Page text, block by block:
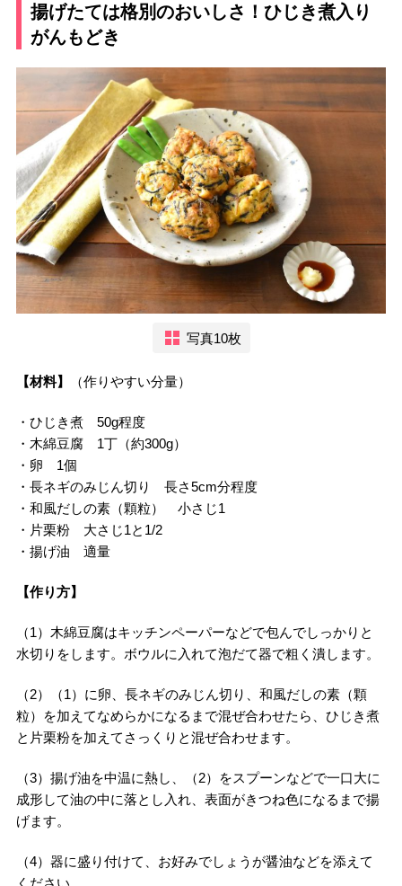
揚げたては格別のおいしさ！ひじき煮入り
がんもどき
写真10枚
【材料】 （作りやすい分量）
・ひじき煮 50g程度
・木綿豆腐 1丁（約300g）
・卵 1個
・長ネギのみじん切り 長さ5cm分程度
・和風だしの素（顆粒） 小さじ1
・片栗粉 大さじ1と1/2
・揚げ油 適量
【作り方】
（1）木綿豆腐はキッチンペーパーなどで包んでしっかりと
水切りをします。ボウルに入れて泡だて器で粗く潰します。
（2）（1）に卵、長ネギのみじん切り、和風だしの素（顆
粒）を加えてなめらかになるまで混ぜ合わせたら、ひじき煮
と片栗粉を加えてさっくりと混ぜ合わせます。
（3）揚げ油を中温に熱し、（2）をスプーンなどで一口大に
成形して油の中に落とし入れ、表面がきつね色になるまで揚
げます。
（4）器に盛り付けて、お好みでしょうが醤油などを添えて